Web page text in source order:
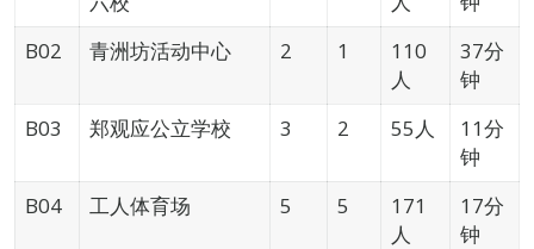
B02
青洲坊活动中心 2 1
110
人
37分
钟
B03
郑观应公立学校 3 2 55人
11分
钟
B04
工人体育场 5 5
171
人
17分
钟